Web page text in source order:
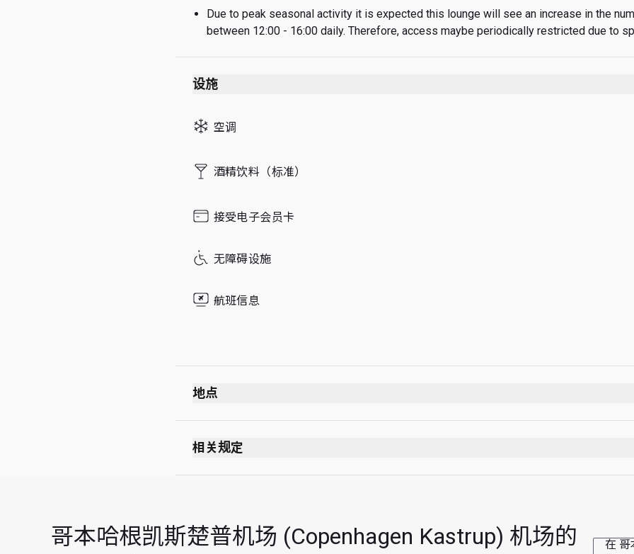
Wednesday
Thursday
Saturday
Due to peak seasonal activity it is expected this lounge will see an increase in the
between 12:00 - 16:00 daily. Therefore, access maybe periodically restricted due to
设施
空调
酒精饮料（标准）
接受电子会员卡
无障碍设施
航班信息
地点
出发
安全检查站后方
非申根区
相关规定
禁止吸烟（包括电子烟）
Children admittance - only applies to Cardholders and registered guests own children.
最长逗留时间：2 小时
哥本哈根凯斯楚普机场 (Copenhagen Kastrup) 机场的
在 哥